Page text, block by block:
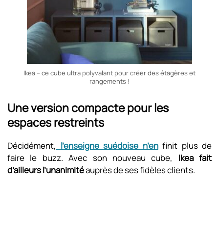
Ikea – ce cube ultra polyvalant pour créer des étagères et
rangements !
Une version compacte pour les
espaces restreints
Décidément, l’enseigne suédoise n’enfinit plus de
faire le buzz. Avec son nouveau cube, Ikea fait
d’ailleurs l’unanimitéauprès de ses fidèles clients.